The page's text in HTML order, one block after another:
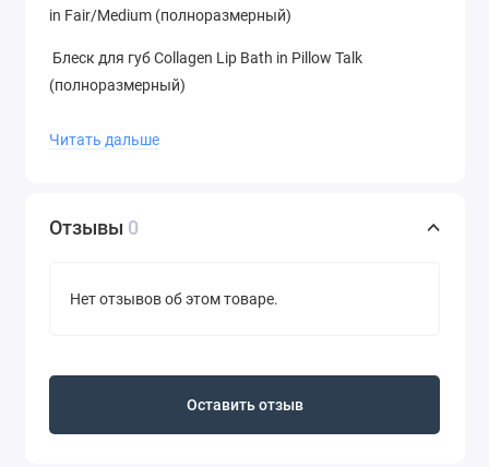
in Fair/Medium (полноразмерный)
Блеск для губ Collagen Lip Bath in Pillow Talk
(полноразмерный)
(полноразмерный)
(полноразмерный)
(полноразмерный)
Тушь для глаз Pillow Talk Push Up Lashes! Mascara in
Super Black (полноразмерный)
Читать дальше
Отзывы 0
Нет отзывов об этом товаре.
Оставить отзыв